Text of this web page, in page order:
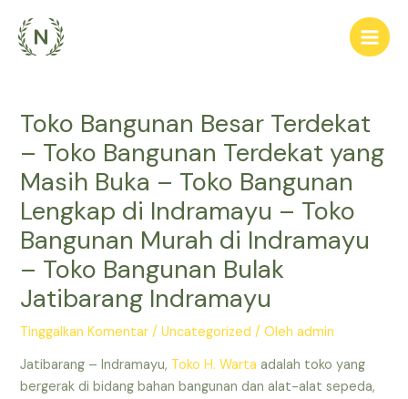
konten
Main
Toko Bangunan Besar Terdekat
– Toko Bangunan Terdekat yang
Masih Buka – Toko Bangunan
Lengkap di Indramayu – Toko
Bangunan Murah di Indramayu
– Toko Bangunan Bulak
Jatibarang Indramayu
Tinggalkan Komentar /Uncategorized / Olehadmin
Jatibarang – Indramayu, Toko H. Warta adalah toko yang
bergerak di bidang bahan bangunan dan alat-alat sepeda,